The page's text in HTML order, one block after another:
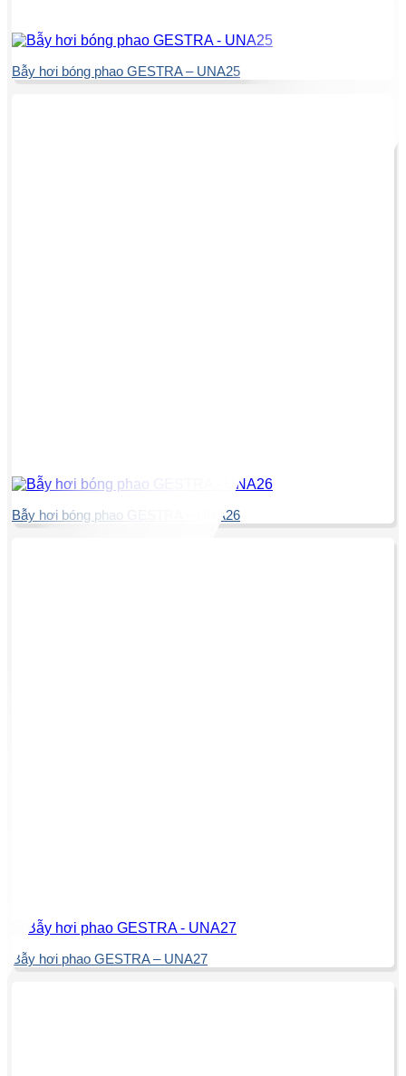
Bẫy hơi bóng phao GESTRA – UNA25
Bẫy hơi bóng phao GESTRA – UNA26
Bẫy hơi phao GESTRA – UNA27